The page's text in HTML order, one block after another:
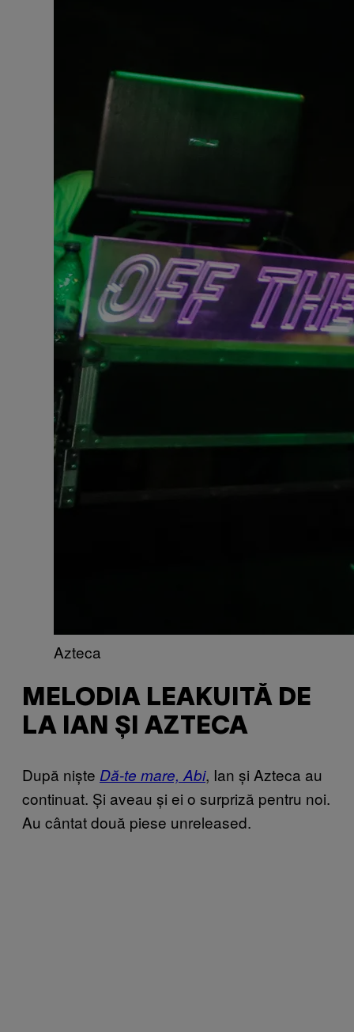
Azteca
MELODIA LEAKUITĂ DE
LA IAN ȘI AZTECA
După niște Dă-te mare, Abi, Ian și Azteca au
continuat. Și aveau și ei o surpriză pentru noi.
Au cântat două piese unreleased.